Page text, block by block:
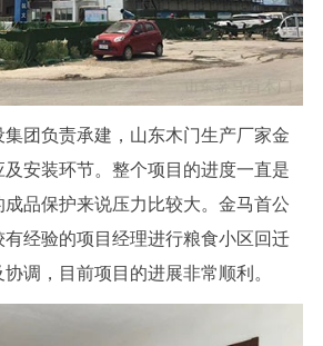
负责承建，山东木门生产厂家金
安装环节。整个项目的进度一直是
品保护来说压力比较大。金马首公
经验的项目经理进行粮食小区回迁
调，目前项目的进展非常顺利。